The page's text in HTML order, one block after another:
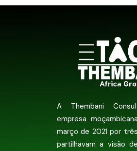
A Thembani
empresa
março de 2021 por
partilhavam a visão